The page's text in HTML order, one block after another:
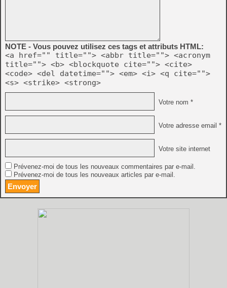
NOTE - Vous pouvez utilisez ces tags et attributs HTML:
<a href="" title=""> <abbr title=""> <acronym
title=""> <b> <blockquote cite=""> <cite>
<code> <del datetime=""> <em> <i> <q cite="">
<s> <strike> <strong>
Votre nom *
Votre adresse email *
Votre site internet
Prévenez-moi de tous les nouveaux commentaires par e-mail.
Prévenez-moi de tous les nouveaux articles par e-mail.